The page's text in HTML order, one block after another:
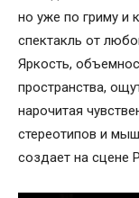
но уже по гриму и
спектакль от
Яркость,
пространства,
нарочитая
стереотипов и
создает на сцене